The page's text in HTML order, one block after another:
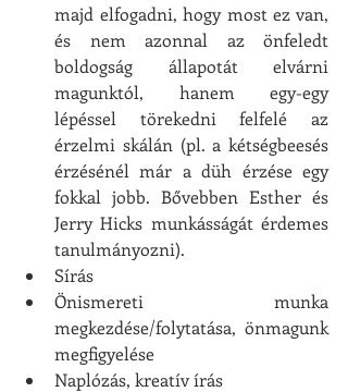
majd elfogadni, hogy most ez van,
és nem azonnal az önfeledt
boldogság állapotát elvárni
magunktól, hanem egy-egy
lépéssel törekedni felfelé az
érzelmi skálán (pl. a kétségbeesés
érzésénél már a düh érzése egy
fokkal jobb. Bővebben Esther és
Jerry Hicks munkásságát érdemes
tanulmányozni).
Sírás
Önismereti munka
megkezdése/folytatása, önmagunk
megfigyelése
Naplózás, kreatív írás